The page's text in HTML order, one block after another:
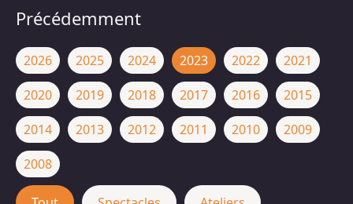
Précédemment
2026 2025 2024 2023 2022
2021
2020
2019 2018 2017 2016
2015
2014
2013 2012 2011 2010
2009
2008